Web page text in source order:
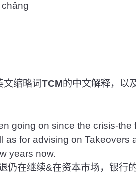
缩略词TCM的中文解释，以
going on since the crisis-the
as for advising on Takeovers
years now.
在继续&在资本市场，银行